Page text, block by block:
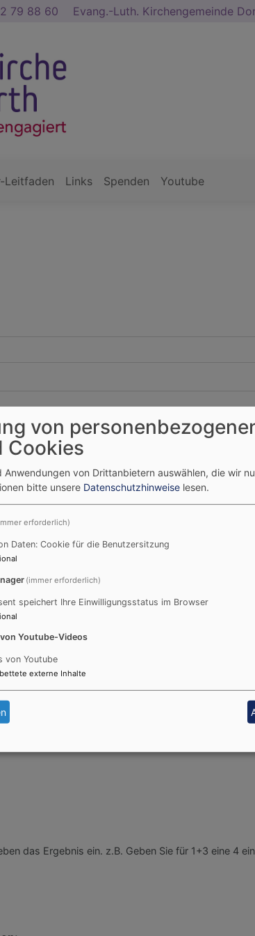
79 88 60 Evang.-Luth. Kirchengemeinde
Leitfaden Links Spenden Youtube
an.
Ihres Anliegens verwendet werden.
das Ergebnis ein. z.B. Geben Sie für 1+3 eine 4
von
Cookies
Anwendungen von Drittanbietern auswählen, die wir
bitte unsere Datenschutzhinweise lesen.
erforderlich)
Daten: Cookie für die Benutzersitzung
(immer erforderlich)
speichert Ihre Einwilligungsstatus im Browser
Youtube-Videos
von Youtube
externe Inhalte